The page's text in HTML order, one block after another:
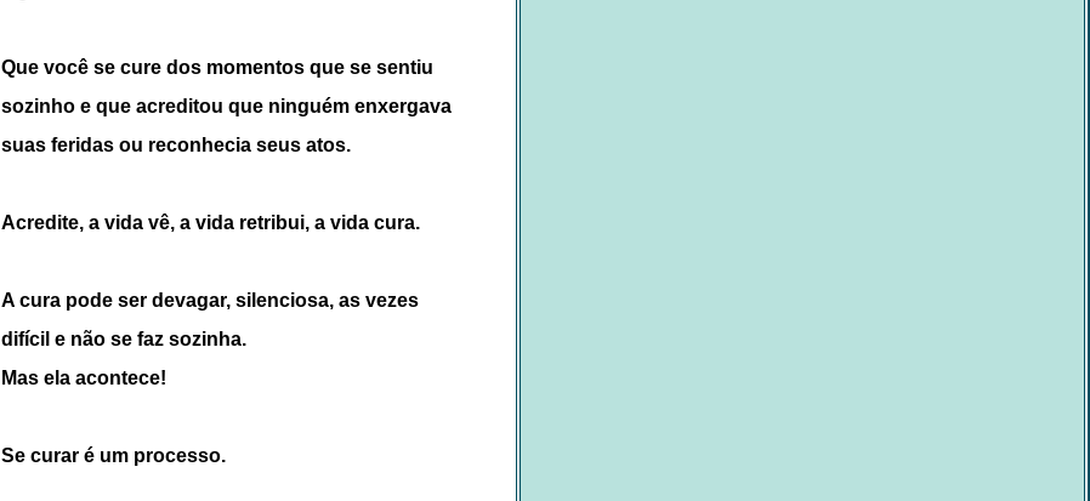
Que você se cure dos momentos que se sentiu
sozinho e que acreditou que ninguém enxergava
suas feridas ou reconhecia seus atos.
Acredite, a vida vê, a vida retribui, a vida cura.
A cura pode ser devagar, silenciosa, as vezes
difícil e não se faz sozinha.
Mas ela acontece!
Se curar é um processo.